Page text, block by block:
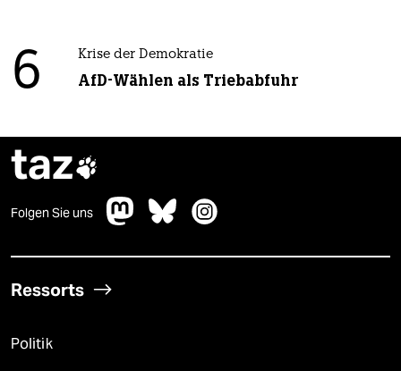
6
Krise der Demokratie
AfD-Wählen als Triebabfuhr
taz
Folgen Sie uns
Ressorts
Politik